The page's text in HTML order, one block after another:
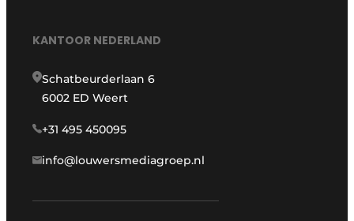
KANTOOR NEDERLAND
Schatbeurderlaan 6
6002 ED Weert
+31 495 450095
info@louwersmediagroep.nl